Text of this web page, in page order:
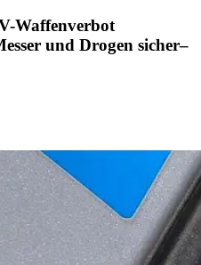
Waffenverbot
und Drogen sicher–